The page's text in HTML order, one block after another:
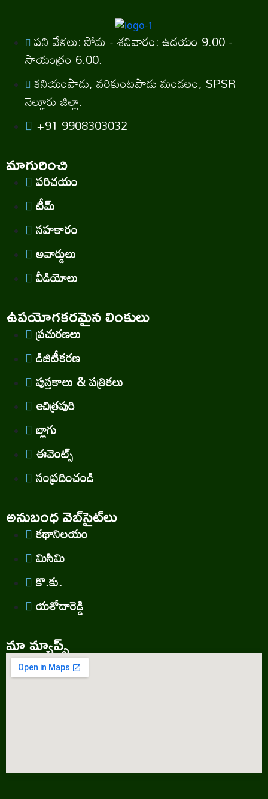
పని వేళలు: సోమ - శనివారం: ఉదయం 9.00 -
సాయంత్రం 6.00.
కనియంపాడు, వరికుంటపాడు మండలం, SPSR
నెల్లూరు జిల్లా.
+91 9908303032
మాగురించి
పరిచయం
టీమ్
సహకారం
అవార్డులు
వీడియోలు
ఉపయోగకరమైన లింకులు
ప్రచురణలు
డిజిటీకరణ
పుస్తకాలు & పత్రికలు
eచిత్రపురి
బ్లాగు
ఈవెంట్స్
సంప్రదించండి
అనుబంధ వెబ్‌సైట్‌లు
కథానిలయం
మిసిమి
కొ.కు.
యశోదారెడ్డి
మా మ్యాప్స్